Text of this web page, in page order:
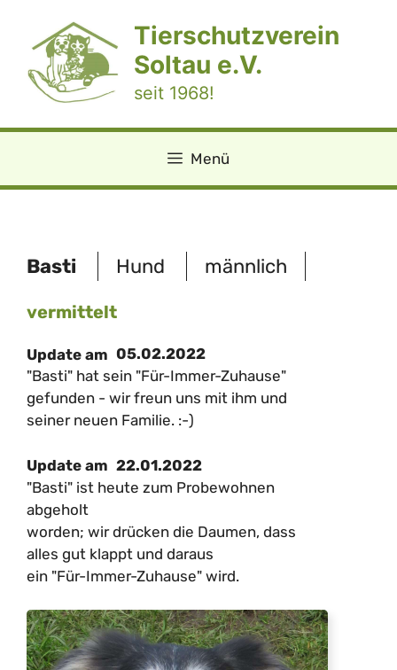
springen
Tierschutzverein
Soltau e.V.
seit 1968!
Menü
Basti Hund männlich
vermittelt
Update am 05.02.2022
"Basti" hat sein "Für-Immer-Zuhause"
gefunden - wir freun uns mit ihm und
seiner neuen Familie. :-)
Update am 22.01.2022
"Basti" ist heute zum Probewohnen
abgeholt
worden; wir drücken die Daumen, dass
alles gut klappt und daraus
ein "Für-Immer-Zuhause" wird.